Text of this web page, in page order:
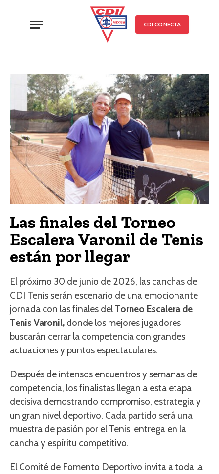
CDI CONECTA
Las finales del Torneo
Escalera Varonil de Tenis
están por llegar
El próximo 30 de junio de 2026, las canchas de
CDI Tenis serán escenario de una emocionante
jornada con las finales del Torneo Escalera de
Tenis Varonil, donde los mejores jugadores
buscarán cerrar la competencia con grandes
actuaciones y puntos espectaculares.
Después de intensos encuentros y semanas de
competencia, los finalistas llegan a esta etapa
decisiva demostrando compromiso, estrategia y
un gran nivel deportivo. Cada partido será una
muestra de pasión por el Tenis, entrega en la
cancha y espíritu competitivo.
El Comité de Fomento Deportivo invita a toda la